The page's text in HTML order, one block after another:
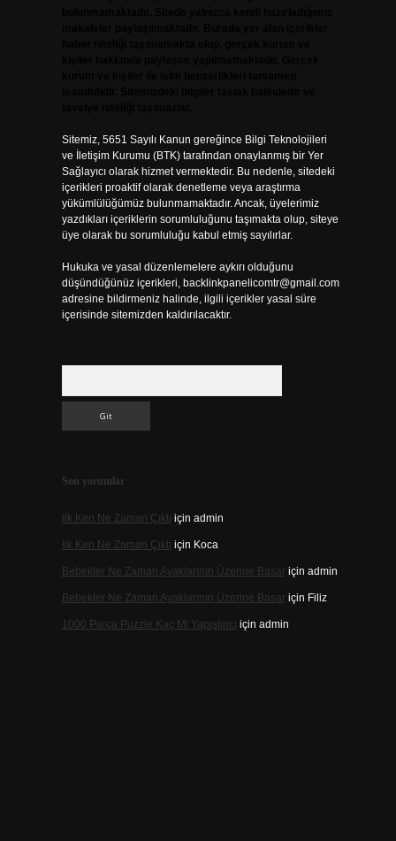
Sitemiz, 5651 Sayılı Kanun gereğince Bilgi Teknolojileri
ve İletişim Kurumu (BTK) tarafından onaylanmış bir Yer
Sağlayıcı olarak hizmet vermektedir. Bu nedenle, sitedeki
içerikleri proaktif olarak denetleme veya araştırma
yükümlülüğümüz bulunmamaktadır. Ancak, üyelerimiz
yazdıkları içeriklerin sorumluluğunu taşımakta olup, siteye
üye olarak bu sorumluluğu kabul etmiş sayılırlar.
Hukuka ve yasal düzenlemelere aykırı olduğunu
düşündüğünüz içerikleri, backlinkpanelicomtr@gmail.com
adresine bildirmeniz halinde, ilgili içerikler yasal süre
içerisinde sitemizden kaldırılacaktır.
Son yorumlar
Ilk Ken Ne Zaman Çıktı için admin
Ilk Ken Ne Zaman Çıktı için Koca
Bebekler Ne Zaman Ayaklarının Üzerine Basariçin admin
Bebekler Ne Zaman Ayaklarının Üzerine Basariçin Filiz
1000 Parça Puzzle Kaç Ml Yapıştırıcı için admin